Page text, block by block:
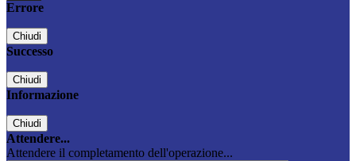
Errore
Chiudi
Successo
Chiudi
Informazione
Chiudi
Attendere...
Attendere il completamento dell'operazione...